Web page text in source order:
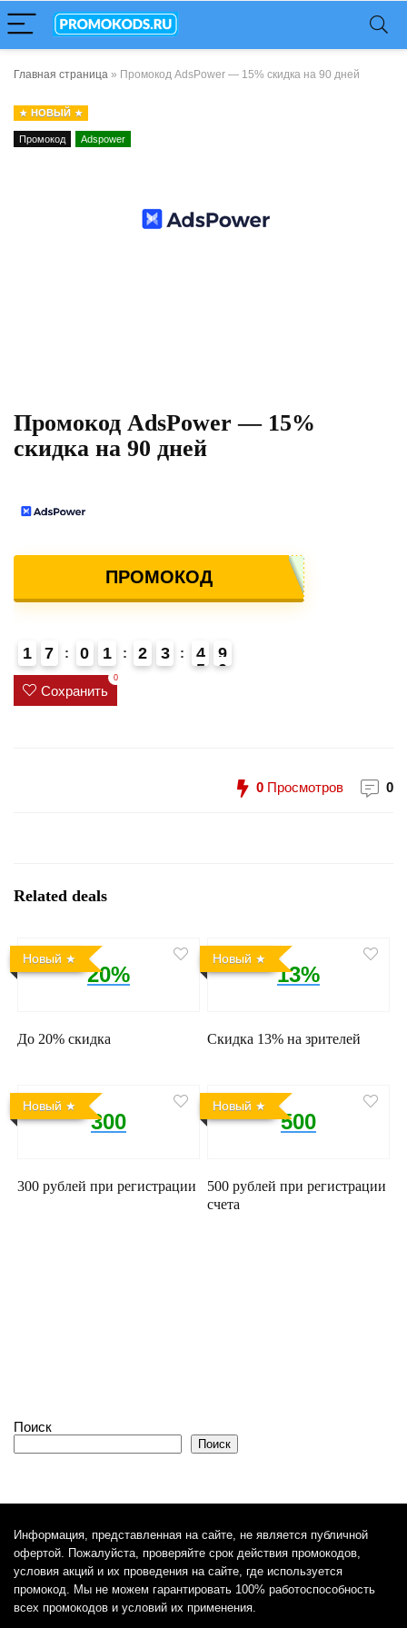
Главная страница » Промокод AdsPower — 15% скидка на 90 дней
НОВЫЙ
Промокод Adspower
Промокод AdsPower — 15%
скидка на 90 дней
ПРОМОКОД
1
4
7 0 1 2 3
4
9
Сохранить
0
0 Просмотров 0
Related deals
Новый
20%
До 20% скидка
Новый
13%
Скидка 13% на зрителей
Новый
300
300 рублей при регистрации
Новый
500
500 рублей при регистрации
счета
Поиск
Поиск
Информация, представленная на сайте, не является публичной
офертой. Пожалуйста, проверяйте срок действия промокодов,
условия акций и их проведения на сайте, где используется
промокод. Мы не можем гарантировать 100% работоспособность
всех промокодов и условий их применения.